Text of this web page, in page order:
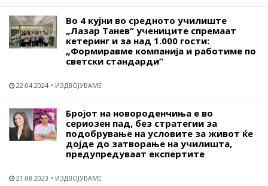
Во 4 кујни во средното училиште
„Лазар Танев“ учениците спремаат
кетеринг и за над 1.000 гости:
„Формиравме компанија и работиме по
светски стандарди“
22.04.2024 ИЗДВОЈУВАМЕ
Бројот на новороденчиња е во
сериозен пад, без стратегии за
подобрување на условите за живот ќе
дојде до затворање на училишта,
предупредуваат експертите
21.08.2023 ИЗДВОЈУВАМЕ